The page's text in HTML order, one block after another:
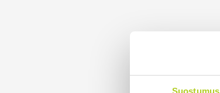
Suostumus